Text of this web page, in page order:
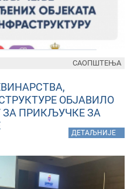
ОБЈАВИЛО
ЗА ПРИКЉУЧКЕ ЗА
ДЕТАЉНИЈЕ
САОПШТЕЊА